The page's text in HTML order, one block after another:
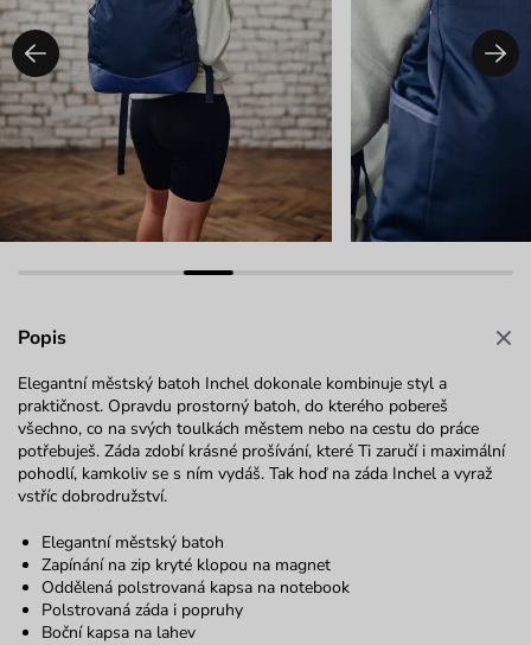
Popis
Elegantní městský batoh Inchel dokonale kombinuje styl a
praktičnost. Opravdu prostorný batoh, do kterého pobereš
všechno, co na svých toulkách městem nebo na cestu do práce
potřebuješ. Záda zdobí krásné prošívání, které Ti zaručí i maximální
pohodlí, kamkoliv se s ním vydáš. Tak hoď na záda Inchel a vyraž
vstříc dobrodružství.
Elegantní městský batoh
Zapínání na zip kryté klopou na magnet
Oddělená polstrovaná kapsa na notebook
Polstrovaná záda i popruhy
Boční kapsa na lahev